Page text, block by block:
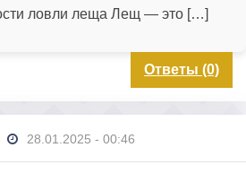
ловли леща Лещ — это […]
Ответы (0)
28.01.2025 - 00:46